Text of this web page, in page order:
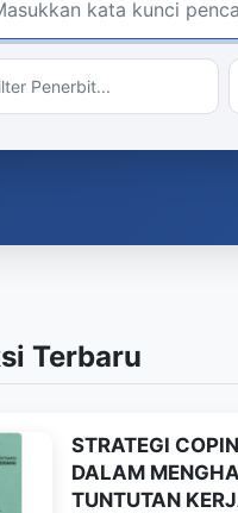
Terbaru
STRATEGI
DALAM
TUNTUTAN